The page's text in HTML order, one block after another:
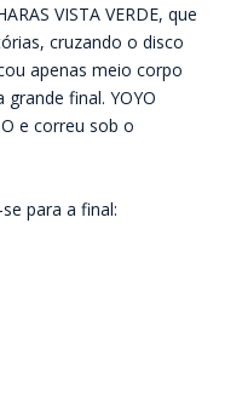
VISTA VERDE, que
cruzando o disco
apenas meio corpo
final. YOYO
e correu sob o
para a final: